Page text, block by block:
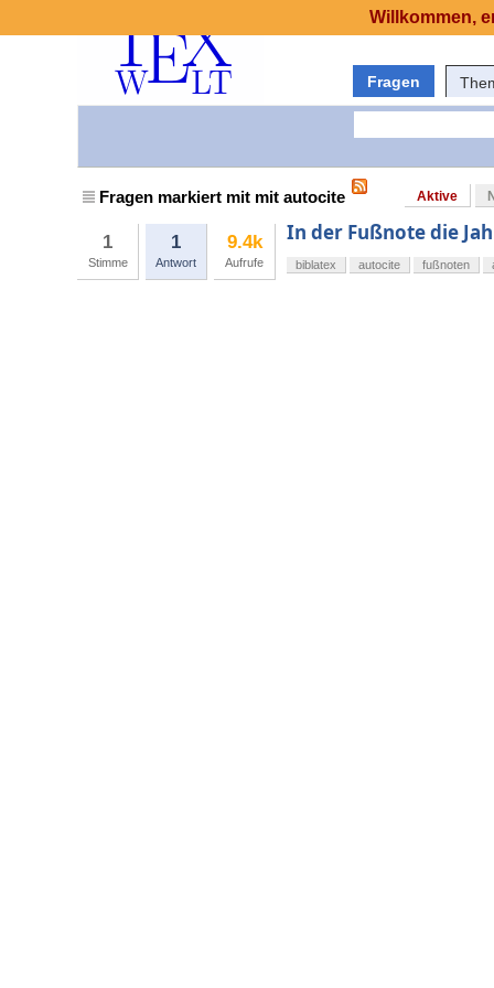
Fragen
Fragen markiert mit mit autocite Aktive
1
Stimme
1
Antwort
9.4k
Aufrufe
In der Fußnote die
biblatex autocite fußnoten
Willkommen,